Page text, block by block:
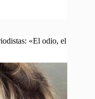
«El odio, el